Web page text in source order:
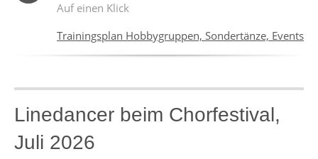
Auf einen Klick
Trainingsplan Hobbygruppen, Sondertänze, Events
Linedancer beim Chorfestival,
Juli 2026